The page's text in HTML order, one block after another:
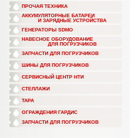
ПРОЧАЯ ТЕХНИКА
АККУМУЛЯТОРНЫЕ БАТАРЕИ
И ЗАРЯДНЫЕ УСТРОЙСТВА
ГЕНЕРАТОРЫ SDMO
НАВЕСНОЕ ОБОРУДОВАНИЕ
ДЛЯ ПОГРУЗЧИКОВ
ЗАПЧАСТИ ДЛЯ ПОГРУЗЧИКОВ
ШИНЫ ДЛЯ ПОГРУЗЧИКОВ
СЕРВИСНЫЙ ЦЕНТР НТИ
СТЕЛЛАЖИ
ТАРА
ОГРАЖДЕНИЯ ГАРДИС
ЗАПЧАСТИ ДЛЯ ПОГРУЗЧИКОВ